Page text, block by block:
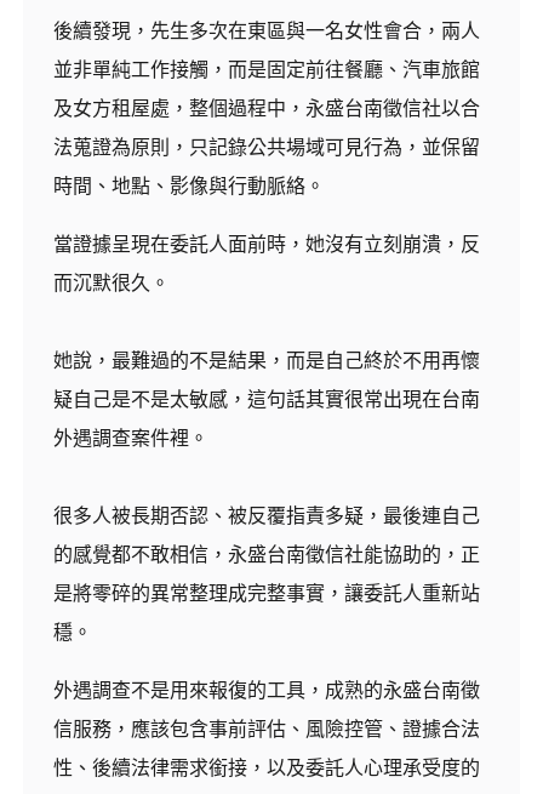
後續發現，先生多次在東區與一名女性會合，兩人
並非單純工作接觸，而是固定前往餐廳、汽車旅館
及女方租屋處，整個過程中，永盛台南徵信社以合
法蒐證為原則，只記錄公共場域可見行為，並保留
時間、地點、影像與行動脈絡。
當證據呈現在委託人面前時，她沒有立刻崩潰，反
而沉默很久。
她說，最難過的不是結果，而是自己終於不用再懷
疑自己是不是太敏感，這句話其實很常出現在台南
外遇調查案件裡。
很多人被長期否認、被反覆指責多疑，最後連自己
的感覺都不敢相信，永盛台南徵信社能協助的，正
是將零碎的異常整理成完整事實，讓委託人重新站
穩。
外遇調查不是用來報復的工具，成熟的永盛台南徵
信服務，應該包含事前評估、風險控管、證據合法
性、後續法律需求銜接，以及委託人心理承受度的